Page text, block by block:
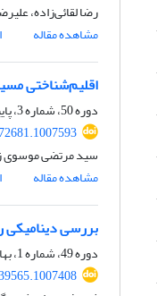
رضا لقائی‌زاده،
مشاهده مقاله
اقلیم‌شناختی
دوره 50، شماره 3، پاییز 1403، صفحه
سید مرتضی موسوی
مشاهده مقاله
بررسی دینامیکی رابطه توفندهای
دوره 49، شماره 1، بهار 1402، صفحه